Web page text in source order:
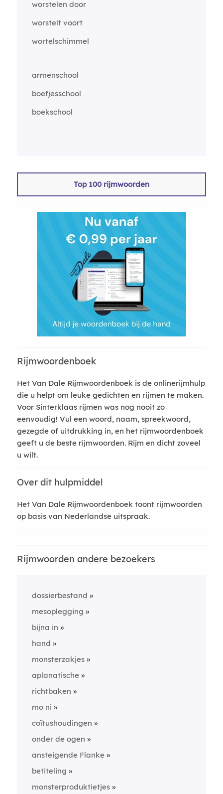
worstelen door
worstelt voort
wortelschimmel
armenschool
boefjesschool
boekschool
Top 100 rijmwoorden
Rijmwoordenboek
Het Van Dale Rijmwoordenboek is de onlinerijmhulp
die u helpt om leuke gedichten en rijmen te maken.
Voor Sinterklaas rijmen was nog nooit zo
eenvoudig! Vul een woord, naam, spreekwoord,
gezegde of uitdrukking in, en het rijmwoordenboek
geeft u de beste rijmwoorden. Rijm en dicht zoveel
u wilt.
Over dit hulpmiddel
Het Van Dale Rijmwoordenboek toont rijmwoorden
op basis van Nederlandse uitspraak.
Rijmwoorden andere bezoekers
dossierbestand
mesoplegging
bijna in
hand
monsterzakjes
aplanatische
richtbaken
mo ni
coïtushoudingen
onder de ogen
ansteigende Flanke
betiteling
monsterproduktietjes